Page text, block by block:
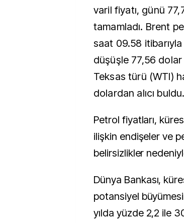
varil fiyatı, günü
tamamladı. Brent
saat 09.58
düşüşle 77,56 dolar
Teksas türü (WTI)
dolardan alıcı buldu.
Petrol fiyatları,
ilişkin endişeler ve
belirsizlikler
Dünya Bankası,
potansiyel
yılda yüzde 2,2 ile